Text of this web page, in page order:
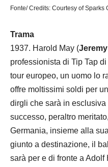
Fonte/ Credits: Courtesy of Sparks
Trama
1937. Harold May (
professionista di Tip Tap
tour europeo, un uomo lo
offre moltissimi soldi per
dirgli che sarà in
successo, peraltro
Germania, insieme alla
giunto a destinazione, il
sarà per e di fronte a